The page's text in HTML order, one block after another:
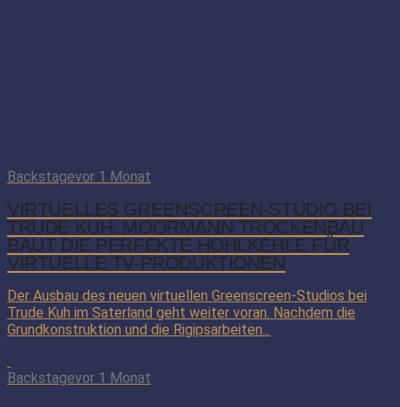
Backstagevor 1 Monat
VIRTUELLES GREENSCREEN-STUDIO BEI
TRUDE KUH: MOORMANN TROCKENBAU
BAUT DIE PERFEKTE HOHLKEHLE FÜR
VIRTUELLE TV-PRODUKTIONEN
Der Ausbau des neuen virtuellen Greenscreen-Studios bei
Trude Kuh im Saterland geht weiter voran. Nachdem die
Grundkonstruktion und die Rigipsarbeiten...
Backstagevor 1 Monat